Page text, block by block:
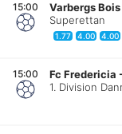
15:00 Varbergs Bois
Superettan
1.77 4.00 4.00
15:00 Fc Fredericia
1. Division